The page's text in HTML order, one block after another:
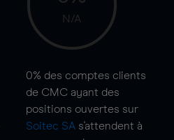
N/A
0% des comptes clients
de CMC ayant des
positions ouvertes sur
Soitec SA s'attendent à